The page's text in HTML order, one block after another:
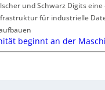
und Schwarz Digits
für industrielle
beginnt an der